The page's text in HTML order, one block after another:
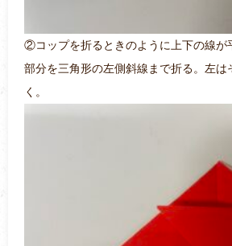
②コップを折るときのように上下の線が
部分を三角形の左側斜線まで折る。左は
く。